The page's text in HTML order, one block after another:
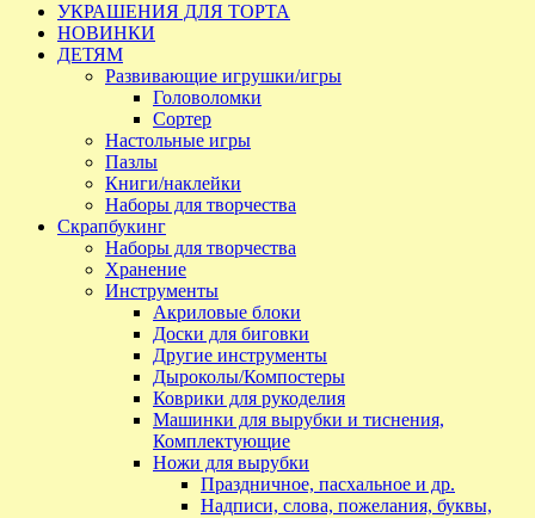
УКРАШЕНИЯ ДЛЯ ТОРТА
НОВИНКИ
ДЕТЯМ
Развивающие игрушки/игры
Головоломки
Сортер
Настольные игры
Пазлы
Книги/наклейки
Наборы для творчества
Скрапбукинг
Наборы для творчества
Хранение
Инструменты
Акриловые блоки
Доски для биговки
Другие инструменты
Дыроколы/Компостеры
Коврики для рукоделия
Машинки для вырубки и тиснения,
Комплектующие
Ножи для вырубки
Праздничное, пасхальное и др.
Надписи, слова, пожелания, буквы,